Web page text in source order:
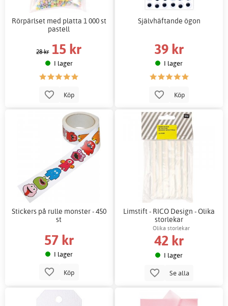
Rörpärlset med platta 1 000 st
pastell
28 kr 15 kr
I lager
Köp
Självhäftande ögon
39 kr
I lager
Köp
Stickers på rulle monster - 450
st
57 kr
I lager
Köp
Limstift - RICO Design - Olika
storlekar
Olika storlekar
42 kr
I lager
Se alla